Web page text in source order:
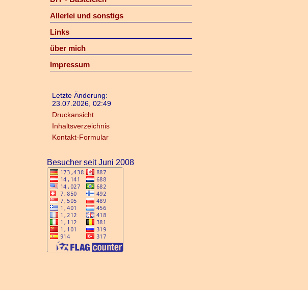
Allerlei und sonstigs
Links
über mich
Impressum
Letzte Änderung:
23.07.2026, 02:49
Druckansicht
Inhaltsverzeichnis
Kontakt-Formular
Besucher seit Juni 2008